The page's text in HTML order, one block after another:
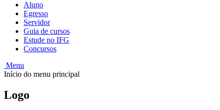
Aluno
Egresso
Servidor
Guia de cursos
Estude no IFG
Concursos
Menu
Início do menu principal
Logo